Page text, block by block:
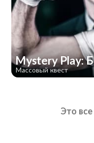
Mystery Play:
Массовый квест
Это